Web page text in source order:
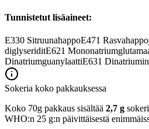
Tunnistetut lisäaineet:
E330 SitruunahappoE471
diglyseriditE621
DinatriumguanylaattiE631
Sokeria koko pakkauksessa
Koko 70g pakkaus sisältää 2,7 g
WHO:n 25 g:n päivittäisestä